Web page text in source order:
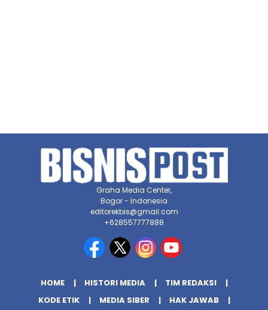
Graha Media Center,
Bogor - Indonesia
editorekbis@gmail.com
+628557777888
HOME HISTORI MEDIA
TIM REDAKSI
KODE ETIK
MEDIA SIBER HAK JAWAB